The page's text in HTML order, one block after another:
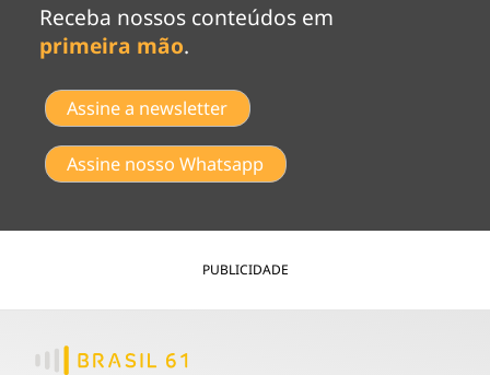
Receba nossos conteúdos em
primeira mão.
Assine a newsletter
Assine nosso Whatsapp
PUBLICIDADE